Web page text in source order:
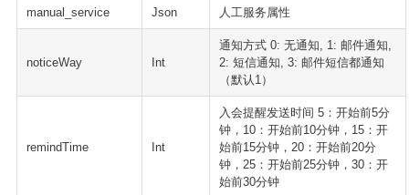
manual_service Json 人工服务属性
noticeWay Int
通知方式 0: 无通知, 1: 邮件通知,
2: 短信通知, 3: 邮件短信都通知
（默认1）
remindTime Int
入会提醒发送时间 5：开始前5分
钟，10：开始前10分钟，15：开
始前15分钟，20：开始前20分
钟，25：开始前25分钟，30：开
始前30分钟